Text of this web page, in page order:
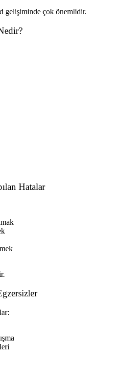
gelişiminde çok önemlidir.
Hatalar